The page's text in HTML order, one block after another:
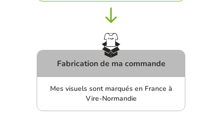
Fabrication de ma commande
Mes visuels sont marqués en France à
Vire-Normandie